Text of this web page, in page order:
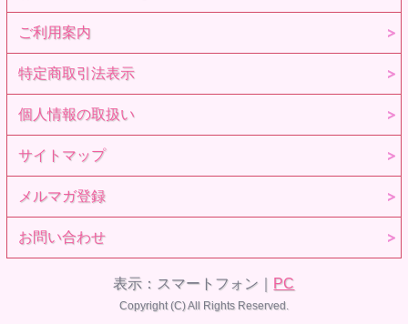
ご利用案内
特定商取引法表示
個人情報の取扱い
サイトマップ
メルマガ登録
お問い合わせ
表示：スマートフォン｜ PC
Copyright (C) All Rights Reserved.